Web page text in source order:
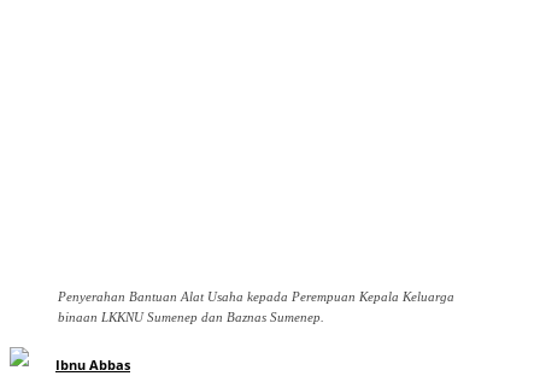
Penyerahan Bantuan Alat Usaha kepada Perempuan Kepala Keluarga
binaan LKKNU Sumenep dan Baznas Sumenep.
Ibnu Abbas